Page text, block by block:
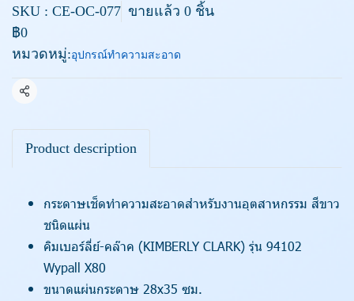
SKU : CE-OC-077 ขายแล้ว 0 ชิ้น
฿0
หมวดหมู่:อุปกรณ์ทำความสะอาด
แชร์
Product description
กระดาษเช็ดทำความสะอาดสำหรับงานอุตสาหกรรม สีขาว
ชนิดแผ่น
คิมเบอร์ลี่ย์-คล๊าค (KIMBERLY CLARK) รุ่น 94102
Wypall X80
ขนาดแผ่นกระดาษ 28x35 ซม.